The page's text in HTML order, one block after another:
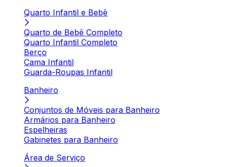
Quarto Infantil e Bebê
Quarto de Bebê Completo
Quarto Infantil Completo
Berço
Cama Infantil
Guarda-Roupas Infantil
Banheiro
Conjuntos de Móveis para Banheiro
Armários para Banheiro
Espelheiras
Gabinetes para Banheiro
Área de Serviço